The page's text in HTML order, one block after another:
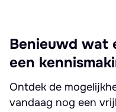
Benieuwd wat
een
Ontdek de
vandaag nog een